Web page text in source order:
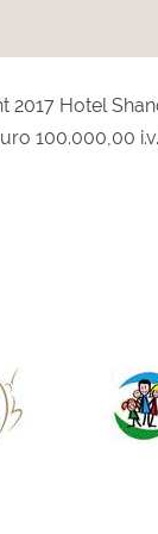
2017 Hotel
100.000,00